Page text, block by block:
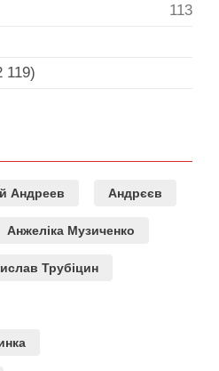
113
119)
Андреев Андрєєв
Анжеліка Музиченко
Трубіцин